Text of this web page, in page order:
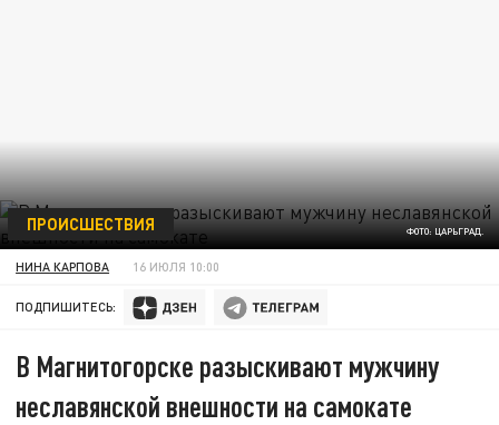
ФОТО: ЦАРЬГРАД.
ПРОИСШЕСТВИЯ
НИНА КАРПОВА 16 ИЮЛЯ 10:00
ПОДПИШИТЕСЬ:
В Магнитогорске разыскивают мужчину
неславянской внешности на самокате